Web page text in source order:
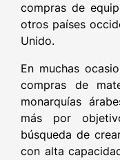
compras de
otros países
Unido.
En muchas
compras de
monarquías
más por
búsqueda de
con alta